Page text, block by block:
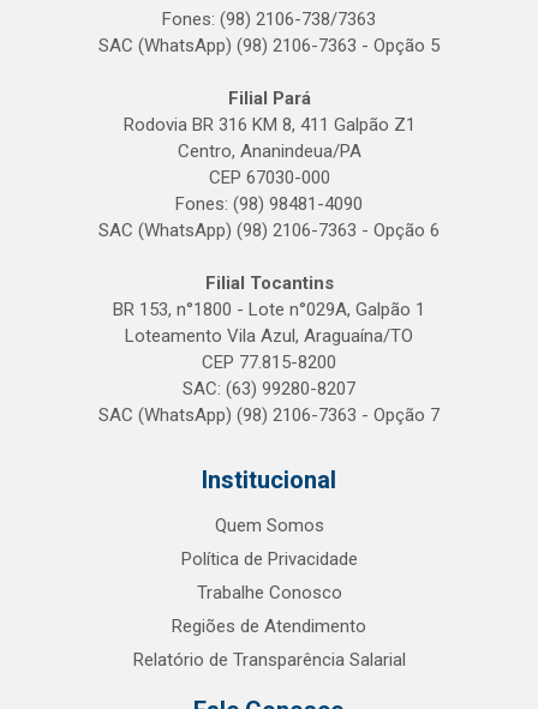
Fones: (98) 2106-738/7363
SAC (WhatsApp) (98) 2106-7363 - Opção 5
Filial Pará
Rodovia BR 316 KM 8, 411 Galpão Z1
Centro, Ananindeua/PA
CEP 67030-000
Fones: (98) 98481-4090
SAC (WhatsApp) (98) 2106-7363 - Opção 6
Filial Tocantins
BR 153, n°1800 - Lote n°029A, Galpão 1
Loteamento Vila Azul, Araguaína/TO
CEP 77.815-8200
SAC: (63) 99280-8207
SAC (WhatsApp) (98) 2106-7363 - Opção 7
Institucional
Quem Somos
Política de Privacidade
Trabalhe Conosco
Regiões de Atendimento
Relatório de Transparência Salarial